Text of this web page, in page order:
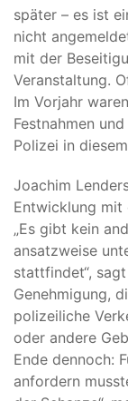
später – es ist
nicht
mit der
Veranstaltung.
Im Vorjahr
Festnahmen
Polizei in
Joachim
Entwicklung mit
„Es gibt kein
ansatzweise
stattfindet“,
Genehmigung,
polizeiliche
oder andere
Ende dennoch:
anfordern